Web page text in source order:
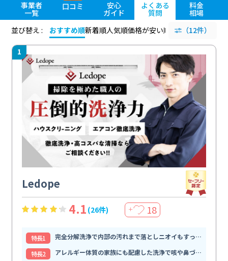
事業者
一覧
口コミ 安心
ガイド
よくある
質問
料金
相場
並び替え :
おすすめ順新着順人気順価格が安い順 評価が高い順
（12件）
1
Ledope
4.1 (26件) ＋ 18
特⻑1
完全分解洗浄で内部の汚れまで落としニオイもすっきり解消
特⻑2
アレルギー体質の家族にも配慮した洗浄で咳や鼻づまりが和らぐ